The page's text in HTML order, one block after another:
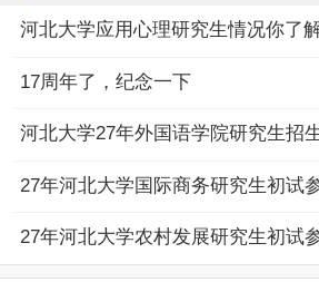
河北大学应用心理研究生情况你了
17周年了，纪念一下
27年河北大学国际商务研究生初试
27年河北大学农村发展研究生初试